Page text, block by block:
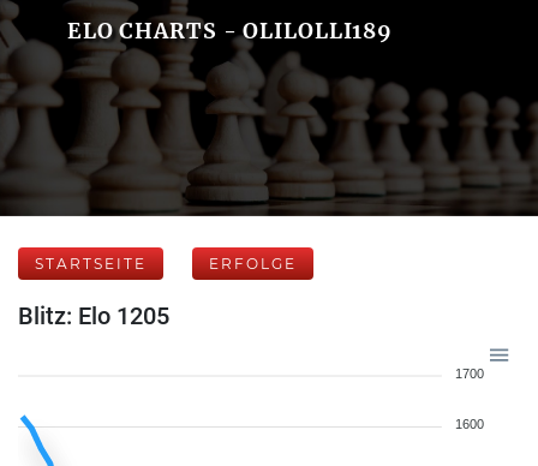
ELO CHARTS - OLILOLLI189
STARTSEITE ERFOLGE
Blitz: Elo 1205
1700
1600